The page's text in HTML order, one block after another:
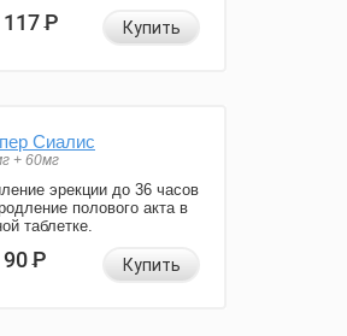
117Р Купить
Сиалис
+ 60мг
эрекции до 36 часов
полового акта в
таблетке.
90Р Купить